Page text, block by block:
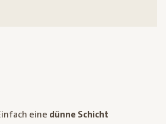
eine dünne Schicht